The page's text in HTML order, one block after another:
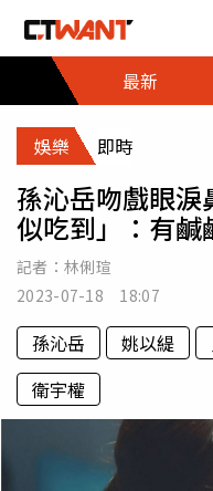
最新
娛樂 即時
孫沁岳吻戲眼
似吃到」：有鹹
記者： 林俐瑄
2023-07-18 18:07
孫沁岳 姚以緹
衛宇權